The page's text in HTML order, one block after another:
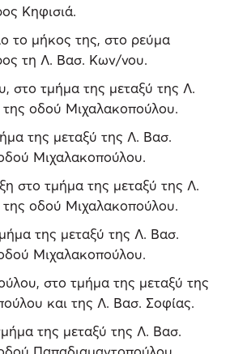
Κηφισιά.
το μήκος της, στο ρεύμα
τη Λ. Βασ. Κων/νου.
στο τμήμα της μεταξύ της Λ.
οδού Μιχαλακοπούλου.
της μεταξύ της Λ. Βασ.
Μιχαλακοπούλου.
στο τμήμα της μεταξύ της Λ.
οδού Μιχαλακοπούλου.
της μεταξύ της Λ. Βασ.
Μιχαλακοπούλου.
στο τμήμα της μεταξύ της
και της Λ. Βασ. Σοφίας.
της μεταξύ της Λ. Βασ.